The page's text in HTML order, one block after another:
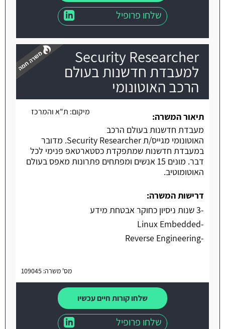
שלחו פרופיל
Security Researcher
למעבדת חדשנות בעולם
הרכב האוטונומי
משרה חמה
מיקום: ת"א והמרכז
תיאור המשרה:
מעבדת חדשנות בעולם הרכב
האוטונומי מגייס/ת Security Researcher. מדובר
במעבדת חדשנות שמתפקדת כסטארטאפ פנימי לכל
דבר. מונים 15 אנשים ומפתחים פתרונות מאפס בעולם
האוטומוטיב.
דרישות המשרה:
-3 שנות ניסיון כחוקר אבטחת מידע
-Linux Embedded
-Reverse Engineering
מס' משרה: 109045
שלחו קורות חיים עכשיו
שלחו פרופיל